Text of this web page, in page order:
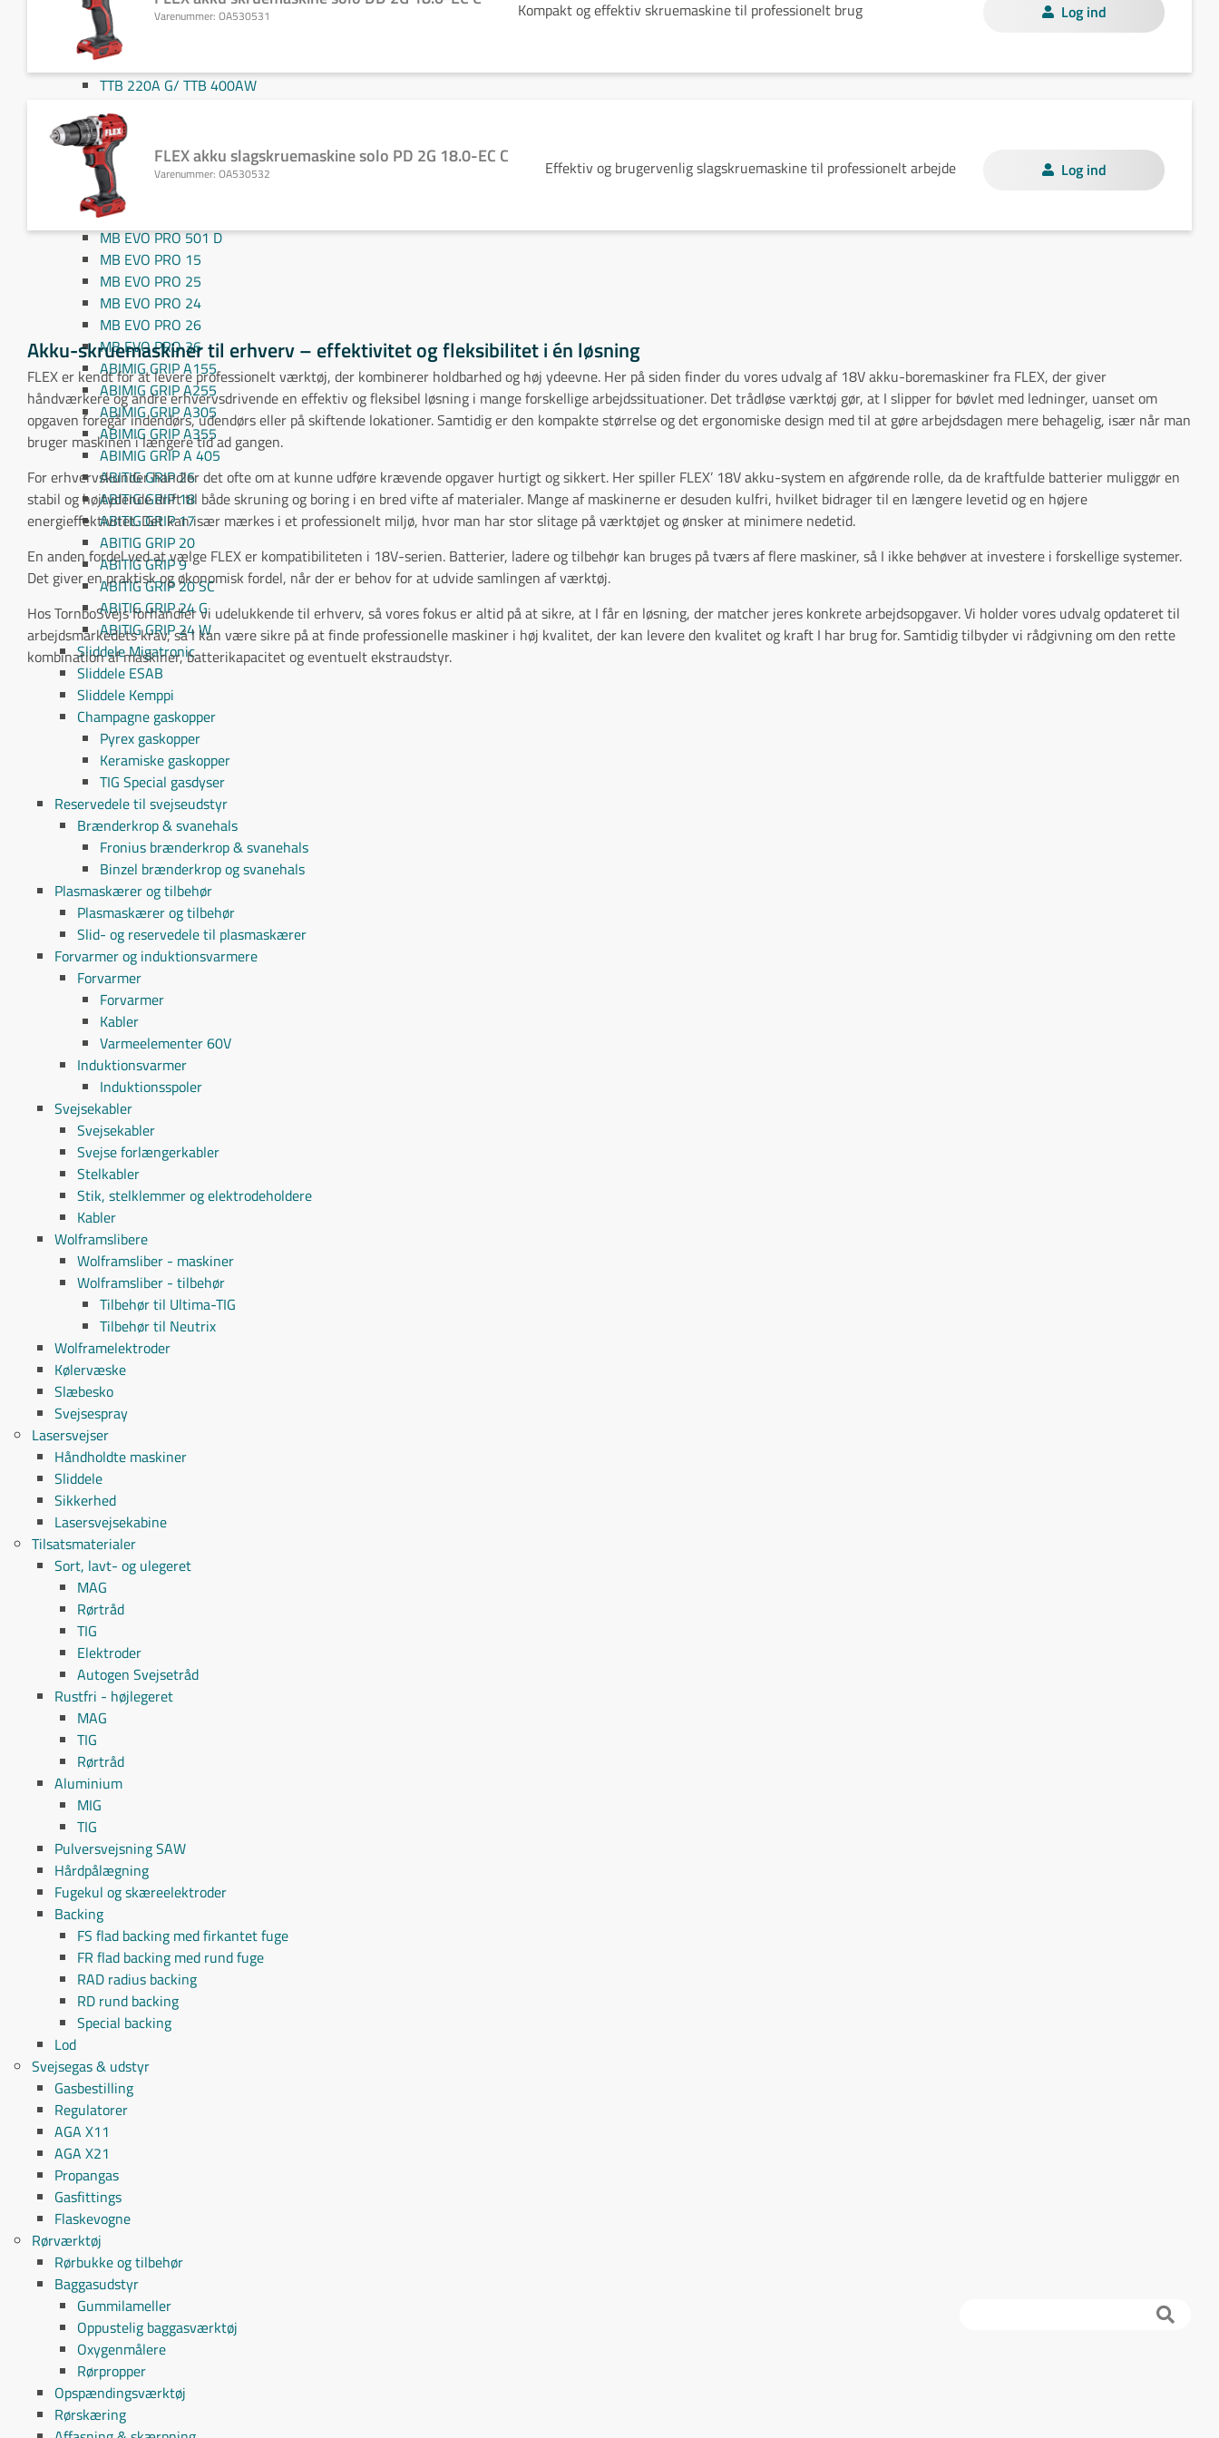
TTB 80P G/ TTB 180P W
TTB 160A G / TTB 300A W
TTB 160P G/ TTB 300P W
TTB 220A G/ TTB 400AW
TTB 500P
TTB 260A G / TTB 500A W
Sliddele Binzel
MB EVO PRO 240 D
MB EVO PRO 401 D
MB EVO PRO 501 D
MB EVO PRO 15
MB EVO PRO 25
MB EVO PRO 24
MB EVO PRO 26
MB EVO PRO 36
ABIMIG GRIP A155
ABIMIG GRIP A255
ABIMIG GRIP A305
ABIMIG GRIP A355
ABIMIG GRIP A 405
ABITIG GRIP 26
ABITIG GRIP 18
ABITIG GRIP 17
ABITIG GRIP 20
ABITIG GRIP 9
ABITIG GRIP 20 SC
ABITIG GRIP 24 G
ABITIG GRIP 24 W
Sliddele Migatronic
Sliddele ESAB
Sliddele Kemppi
Champagne gaskopper
Pyrex gaskopper
Keramiske gaskopper
TIG Special gasdyser
Reservedele til svejseudstyr
Brænderkrop & svanehals
Fronius brænderkrop & svanehals
Binzel brænderkrop og svanehals
Plasmaskærer og tilbehør
Plasmaskærer og tilbehør
Slid- og reservedele til plasmaskærer
Forvarmer og induktionsvarmere
Forvarmer
Forvarmer
Kabler
Varmeelementer 60V
Induktionsvarmer
Induktionsspoler
Svejsekabler
Svejsekabler
Svejse forlængerkabler
Stelkabler
Stik, stelklemmer og elektrodeholdere
Kabler
Wolframslibere
Wolframsliber - maskiner
Wolframsliber - tilbehør
Tilbehør til Ultima-TIG
Tilbehør til Neutrix
Wolframelektroder
Kølervæske
Slæbesko
Svejsespray
Lasersvejser
Håndholdte maskiner
Sliddele
Sikkerhed
Lasersvejsekabine
Tilsatsmaterialer
Sort, lavt- og ulegeret
MAG
Rørtråd
TIG
Elektroder
Autogen Svejsetråd
Rustfri - højlegeret
MAG
TIG
Rørtråd
Aluminium
MIG
TIG
Pulversvejsning SAW
Hårdpålægning
Fugekul og skæreelektroder
Backing
FS flad backing med firkantet fuge
FR flad backing med rund fuge
RAD radius backing
RD rund backing
Special backing
Lod
Svejsegas & udstyr
Gasbestilling
Regulatorer
AGA X11
AGA X21
Propangas
Gasfittings
Flaskevogne
Rørværktøj
Rørbukke og tilbehør
Baggasudstyr
Gummilameller
Oppustelig baggasværktøj
Oxygenmålere
Rørpropper
Opspændingsværktøj
Rørskæring
Varenummer: OA530531 Kompakt og effektiv skruemaskine til professionelt brug Log ind
FLEX akku slagskruemaskine solo PD 2G 18.0-EC C
Varenummer: OA530532 Effektiv og brugervenlig slagskruemaskine til professionelt arbejde Log ind
Akku-skruemaskiner til erhverv – effektivitet og fleksibilitet i én løsning
FLEX er kendt for at levere professionelt værktøj, der kombinerer holdbarhed og høj ydeevne. Her på siden finder du vores udvalg af 18V akku-boremaskiner fra FLEX, der giver
håndværkere og andre erhvervsdrivende en effektiv og fleksibel løsning i mange forskellige arbejdssituationer. Det trådløse værktøj gør, at I slipper for bøvlet med ledninger, uanset om
opgaven foregår indendørs, udendørs eller på skiftende lokationer. Samtidig er den kompakte størrelse og det ergonomiske design med til at gøre arbejdsdagen mere behagelig, især når man
bruger maskinen i længere tid ad gangen.
For erhvervskunder handler det ofte om at kunne udføre krævende opgaver hurtigt og sikkert. Her spiller FLEX’ 18V akku-system en afgørende rolle, da de kraftfulde batterier muliggør en
stabil og højtydende drift til både skruning og boring i en bred vifte af materialer. Mange af maskinerne er desuden kulfri, hvilket bidrager til en længere levetid og en højere
energieffektivitet. Det kan især mærkes i et professionelt miljø, hvor man har stor slitage på værktøjet og ønsker at minimere nedetid.
En anden fordel ved at vælge FLEX er kompatibiliteten i 18V-serien. Batterier, ladere og tilbehør kan bruges på tværs af flere maskiner, så I ikke behøver at investere i forskellige systemer.
Det giver en praktisk og økonomisk fordel, når der er behov for at udvide samlingen af værktøj.
Hos TornboSvejs forhandler vi udelukkende til erhverv, så vores fokus er altid på at sikre, at I får en løsning, der matcher jeres konkrete arbejdsopgaver. Vi holder vores udvalg opdateret til
arbejdsmarkedets krav, så I kan være sikre på at finde professionelle maskiner i høj kvalitet, der kan levere den kvalitet og kraft I har brug for. Samtidig tilbyder vi rådgivning om den rette
kombination af maskiner, batterikapacitet og eventuelt ekstraudstyr.